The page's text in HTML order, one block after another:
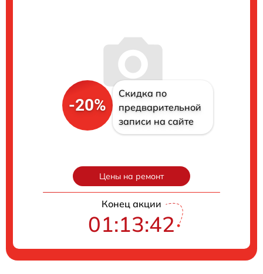
-20%
Скидка по
предварительной
записи на сайте
Цены на ремонт
Конец акции
01:13:41